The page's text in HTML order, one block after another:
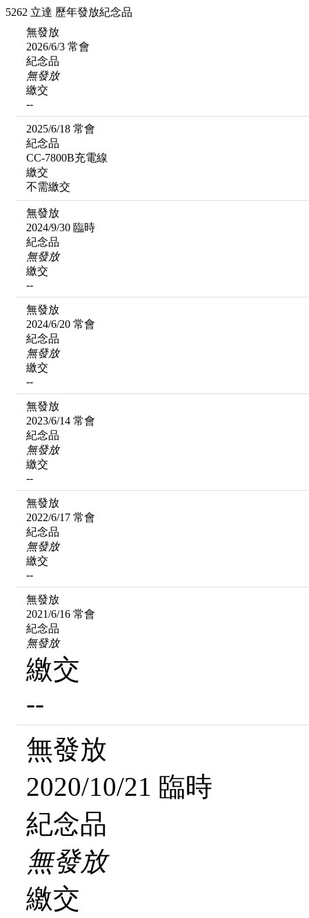
5262 立達 歷年發放紀念品
無發放
2026/6/3 常會
紀念品
無發放
繳交
--
2025/6/18 常會
紀念品
CC-7800B充電線
繳交
不需繳交
無發放
2024/9/30 臨時
紀念品
無發放
繳交
--
無發放
2024/6/20 常會
紀念品
無發放
繳交
--
無發放
2023/6/14 常會
紀念品
無發放
繳交
--
無發放
2022/6/17 常會
紀念品
無發放
繳交
--
無發放
2021/6/16 常會
紀念品
無發放
繳交
--
無發放
2020/10/21 臨時
紀念品
無發放
繳交